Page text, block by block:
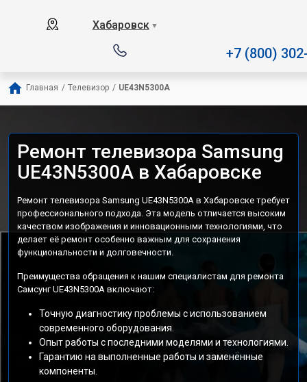
Хабаровск ▼
+7 (800)
Главная / Телевизор / UE43N5300A
Ремонт телевизора Samsung
UE43N5300A в Хабаровске
Ремонт телевизора Samsung UE43N5300A в Хабаровске требует
профессионального подхода. Эта модель отличается высоким
качеством изображения и инновационными технологиями, что
делает её ремонт особенно важным для сохранения
функциональности и долговечности.
Преимущества обращения к нашим специалистам для ремонта
Самсунг UE43N5300A включают:
Точную диагностику проблемы с использованием
современного оборудования.
Опыт работы с последними моделями и технологиями.
Гарантию на выполненные работы и заменённые
компоненты.